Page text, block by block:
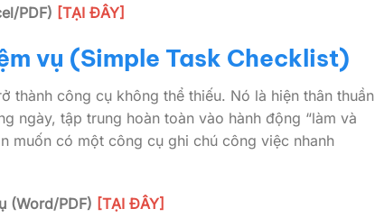
PDF) [TẠI ĐÂY]
vụ (Simple Task Checklist)
thành công cụ không thể thiếu. Nó là hiện thân thuần
ngày, tập trung hoàn toàn vào hành động “làm và
muốn có một công cụ ghi chú công việc nhanh
(Word/PDF) [TẠI ĐÂY]